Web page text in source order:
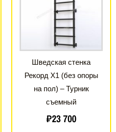
Шведская стенка
Рекорд X1 (без опоры
на пол) – Турник
съемный
₽23 700